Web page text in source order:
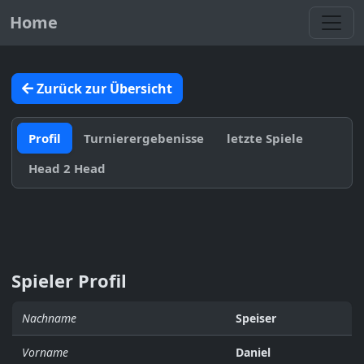
Home
Zurück zur Übersicht
Profil Turnierergebenisse
letzte Spiele
Head 2 Head
Spieler Profil
Nachname Speiser
Vorname Daniel